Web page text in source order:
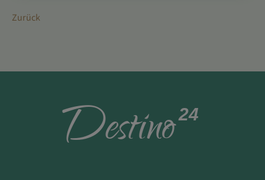
Zurück
Destino24